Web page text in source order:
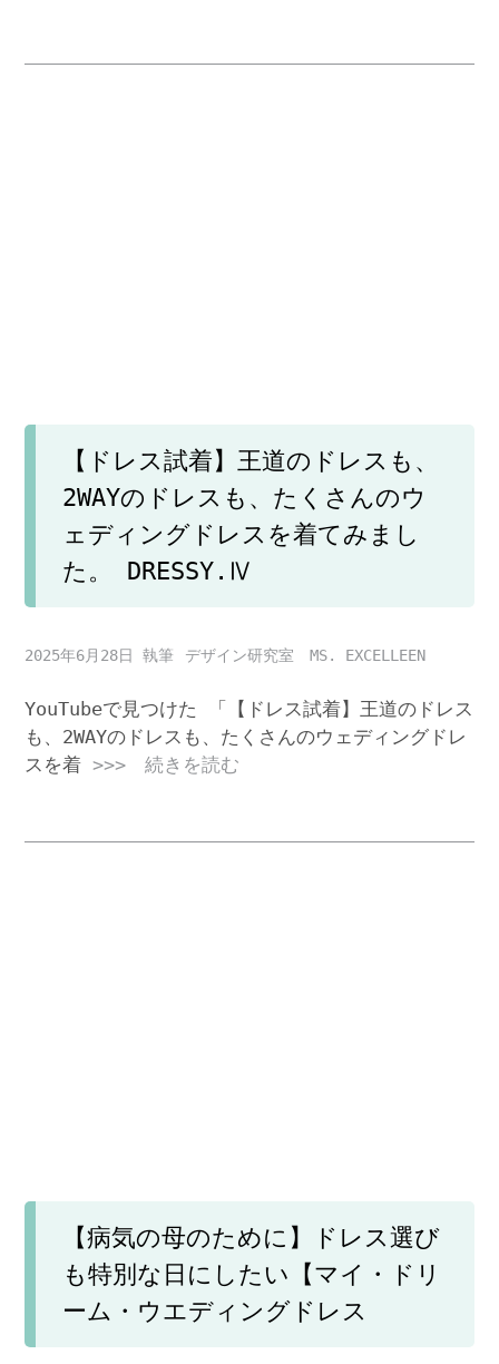
【ドレス試着】王道のドレスも、
2WAYのドレスも、たくさんのウ
ェディングドレスを着てみまし
た。 DRESSY.Ⅳ
2025年6月28日 デザイン研究室 MS. EXCELLEEN
YouTubeで見つけた 「【ドレス試着】王道のドレス
も、2WAYのドレスも、たくさんのウェディングドレ
スを着 >>> 続きを読む
【病気の母のために】ドレス選び
も特別な日にしたい【マイ・ドリ
ーム・ウエディングドレス